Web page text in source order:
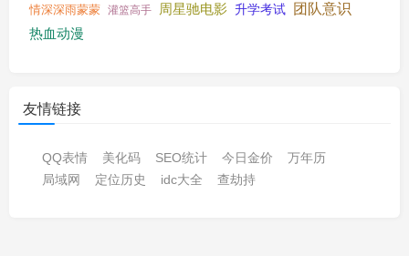
情深深雨蒙蒙 灌篮高手 周星驰电影 升学考试
团队意识
热血动漫
友情链接
QQ表情 美化码 SEO统计 今日金价
万年历
局域网
定位历史 idc大全 查劫持